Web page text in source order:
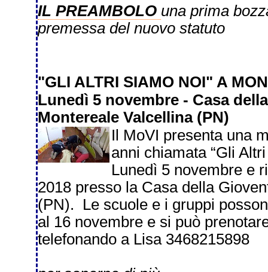
IL PREAMBOLO una prima
premessa del nuovo statuto
"GLI ALTRI SIAMO NOI" A
Lunedì 5 novembre - Casa
Montereale Valcellina (PN)
Il MoVI presenta una
anni chiamata “Gli
Lunedì 5 novembre e
2018 presso la Casa della
(PN). Le scuole e i gruppi
al 16 novembre e si può
telefonando a Lisa 3468215898